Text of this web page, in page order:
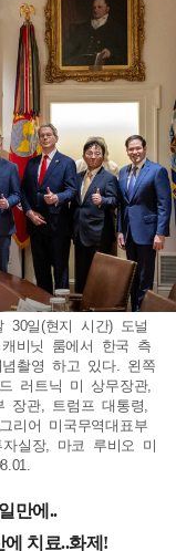
30일(현지 시간) 도널
비닛 룸에서 한국 측
촬영 하고 있다. 왼쪽
러트닉 미 상무장관,
장관, 트럼프 대통령,
리어 미국무역대표부
실장, 마코 루비오 미